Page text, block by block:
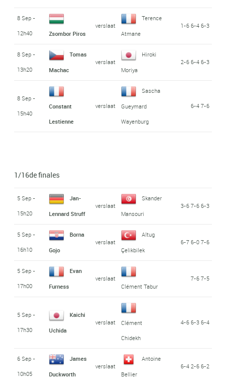
8 Sep -
12h40
Zsombor Piros
verslaat
Terence
Atmane
1-6 6-4 6-3
8 Sep -
13h20
Tomas
Machac
verslaat
Hiroki
Moriya
2-6 6-4 6-3
8 Sep -
15h40
Constant
Lestienne
verslaat
Sascha
Gueymard
Wayenburg
6-4 7-6
1/16de finales
5 Sep -
15h20
Jan-
Lennard Struff
verslaat
Skander
Mansouri
3-6 7-6 6-3
5 Sep -
16h10
Borna
Gojo
verslaat
Altug
Çelikbilek
6-7 6-0 7-6
5 Sep -
17h00
Evan
Furness
verslaat
Clément Tabur
7-6 7-5
5 Sep -
17h30
Kaichi
Uchida
verslaat
Clément
Chidekh
4-6 6-3 6-4
6 Sep -
10h05
James
Duckworth
verslaat
Antoine
Bellier
6-4 2-6 6-2